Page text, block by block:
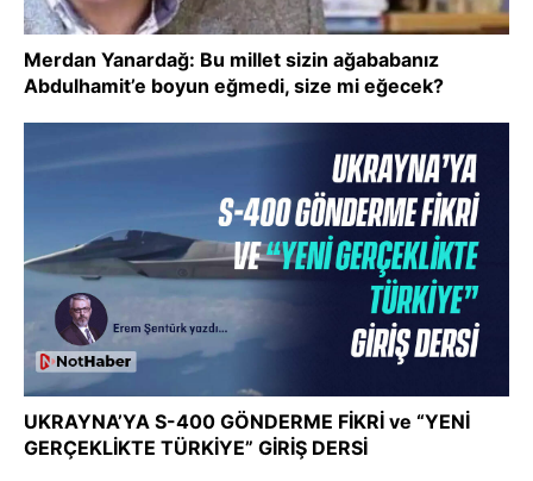
Merdan Yanardağ: Bu millet sizin ağababanız
Abdulhamit’e boyun eğmedi, size mi eğecek?
UKRAYNA’YA S-400 GÖNDERME FİKRİ ve “YENİ
GERÇEKLİKTE TÜRKİYE” GİRİŞ DERSİ